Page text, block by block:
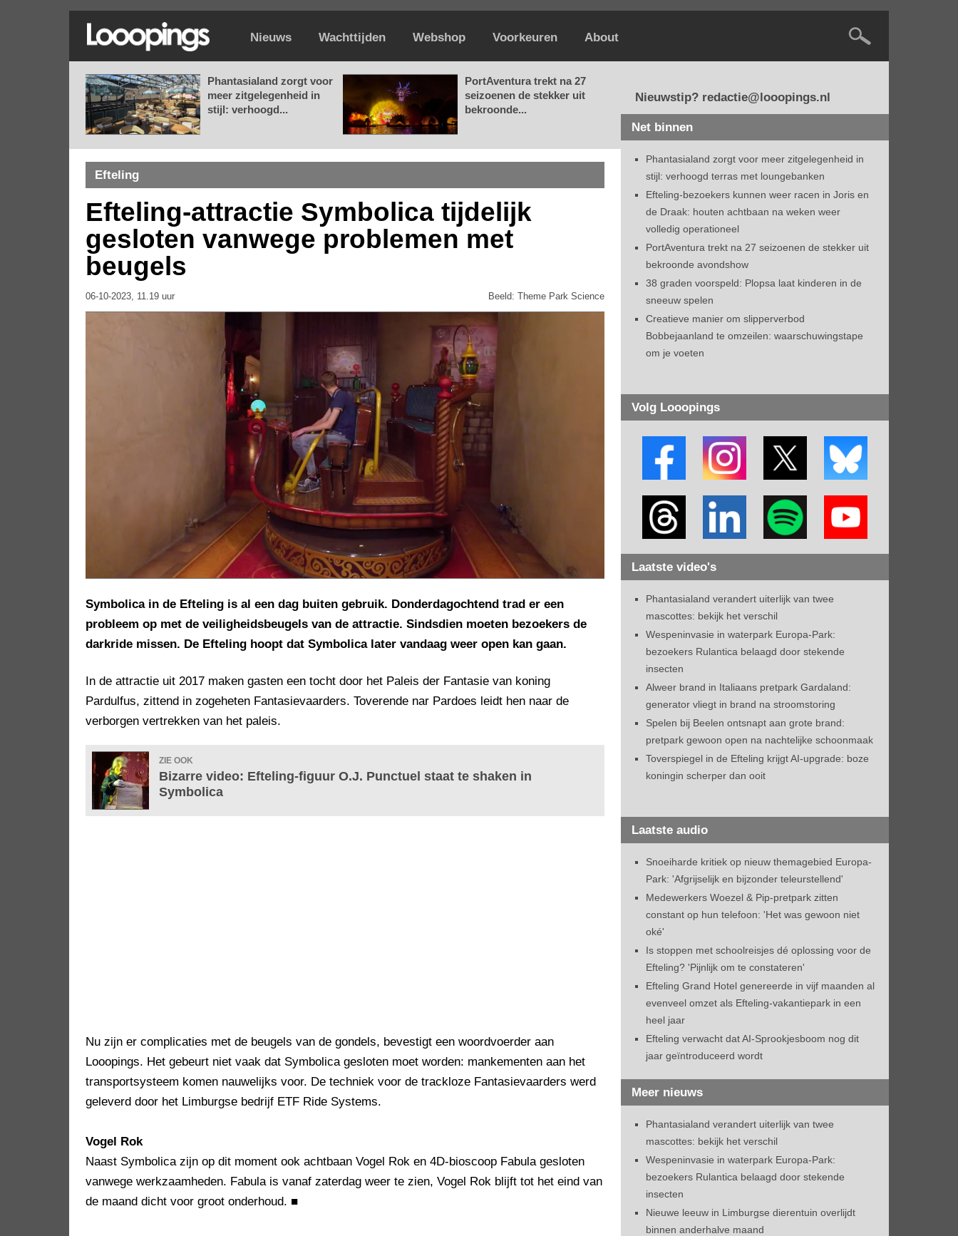
Nieuws Wachttijden Webshop Voorkeuren About
Phantasialand zorgt voor
meer zitgelegenheid in
stijl: verhoogd...
PortAventura trekt na 27
seizoenen de stekker uit
bekroonde...
Efteling
Efteling-attractie Symbolica tijdelijk
gesloten vanwege problemen met
beugels
06-10-2023, 11.19 uur Beeld: Theme Park Science
Symbolica in de Efteling is al een dag buiten gebruik. Donderdagochtend trad er een
probleem op met de veiligheidsbeugels van de attractie. Sindsdien moeten bezoekers de
darkride missen. De Efteling hoopt dat Symbolica later vandaag weer open kan gaan.
In de attractie uit 2017 maken gasten een tocht door het Paleis der Fantasie van koning
Pardulfus, zittend in zogeheten Fantasievaarders. Toverende nar Pardoes leidt hen naar de
verborgen vertrekken van het paleis.
ZIE OOK
Bizarre video: Efteling-figuur O.J. Punctuel staat te shaken in
Symbolica
Nu zijn er complicaties met de beugels van de gondels, bevestigt een woordvoerder aan
Looopings. Het gebeurt niet vaak dat Symbolica gesloten moet worden: mankementen aan het
transportsysteem komen nauwelijks voor. De techniek voor de trackloze Fantasievaarders werd
geleverd door het Limburgse bedrijf ETF Ride Systems.
Vogel Rok
Naast Symbolica zijn op dit moment ook achtbaan Vogel Rok en 4D-bioscoop Fabula gesloten
vanwege werkzaamheden. Fabula is vanaf zaterdag weer te zien, Vogel Rok blijft tot het eind van
de maand dicht voor groot onderhoud. ■
Nieuwstip? redactie@looopings.nl
Net binnen
Phantasialand zorgt voor meer zitgelegenheid in
stijl: verhoogd terras met loungebanken
Efteling-bezoekers kunnen weer racen in Joris en
de Draak: houten achtbaan na weken weer
volledig operationeel
PortAventura trekt na 27 seizoenen de stekker uit
bekroonde avondshow
38 graden voorspeld: Plopsa laat kinderen in de
sneeuw spelen
Creatieve manier om slipperverbod
Bobbejaanland te omzeilen: waarschuwingstape
om je voeten
Volg Looopings
Laatste video's
Phantasialand verandert uiterlijk van twee
mascottes: bekijk het verschil
Wespeninvasie in waterpark Europa-Park:
bezoekers Rulantica belaagd door stekende
insecten
Alweer brand in Italiaans pretpark Gardaland:
generator vliegt in brand na stroomstoring
Spelen bij Beelen ontsnapt aan grote brand:
pretpark gewoon open na nachtelijke schoonmaak
Toverspiegel in de Efteling krijgt AI-upgrade: boze
koningin scherper dan ooit
Laatste audio
Snoeiharde kritiek op nieuw themagebied Europa-
Park: 'Afgrijselijk en bijzonder teleurstellend'
Medewerkers Woezel & Pip-pretpark zitten
constant op hun telefoon: 'Het was gewoon niet
oké'
Is stoppen met schoolreisjes dé oplossing voor de
Efteling? 'Pijnlijk om te constateren'
Efteling Grand Hotel genereerde in vijf maanden al
evenveel omzet als Efteling-vakantiepark in een
heel jaar
Efteling verwacht dat AI-Sprookjesboom nog dit
jaar geïntroduceerd wordt
Meer nieuws
Phantasialand verandert uiterlijk van twee
mascottes: bekijk het verschil
Wespeninvasie in waterpark Europa-Park:
bezoekers Rulantica belaagd door stekende
insecten
Nieuwe leeuw in Limburgse dierentuin overlijdt
binnen anderhalve maand